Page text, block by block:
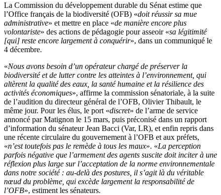
La Commission du développement durable du Sénat estime que
l’Office français de la biodiversité (OFB) «doit réussir sa mue
administrative» et mettre en place «de manière encore plus
volontariste» des actions de pédagogie pour asseoir «sa légitimité
[qui] reste encore largement à conquérir», dans un communiqué le
4 décembre.
«Nous avons besoin d’un opérateur chargé de préserver la
biodiversité et de lutter contre les atteintes à l’environnement, qui
altèrent la qualité des eaux, la santé humaine et la résilience des
activités économiques», affirme la commission sénatoriale, à la suite
de l’audition du directeur général de l’OFB, Olivier Thibault, le
même jour. Pour les élus, le port «discret» de l’arme de service
annoncé par Matignon le 15 mars, puis préconisé dans un rapport
d’information du sénateur Jean Bacci (Var, LR), et enfin repris dans
une récente circulaire du gouvernement à l’OFB et aux préfets,
«n’est toutefois pas le remède à tous les maux». «La perception
parfois négative que l’armement des agents suscite doit inciter à une
réflexion plus large sur l’acceptation de la norme environnementale
dans notre société : au-delà des postures, il s’agit là du véritable
nœud du problème, qui excède largement la responsabilité de
l’OFB», estiment les sénateurs.